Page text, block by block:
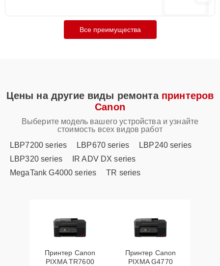
Все преимущества
Цены на другие виды ремонта принтеров
Canon
Выберите модель вашего устройства и узнайте
стоимость всех видов работ
LBP7200 series
LBP670 series
LBP240 series
LBP320 series
IR ADV DX series
MegaTank G4000 series
TR series
Принтер Canon
PIXMA TR7600
Принтер Canon
PIXMA G4770